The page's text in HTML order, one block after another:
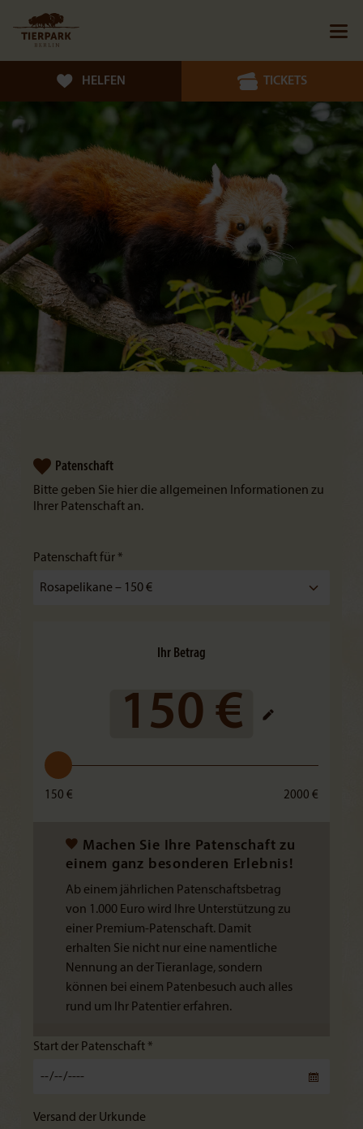
HELFEN TICKETS
Patenschaft
Bitte geben Sie hier die allgemeinen Informationen zu
Ihrer Patenschaft an.
Patenschaft für *
Ihr Betrag
150 €
150 € 2000 €
Machen Sie Ihre Patenschaft zu
einem ganz besonderen Erlebnis!
Ab einem jährlichen Patenschaftsbetrag
von 1.000 Euro wird Ihre Unterstützung zu
einer Premium-Patenschaft. Damit
erhalten Sie nicht nur eine namentliche
Nennung an der Tieranlage, sondern
können bei einem Patenbesuch auch alles
rund um Ihr Patentier erfahren.
Start der Patenschaft *
Versand der Urkunde